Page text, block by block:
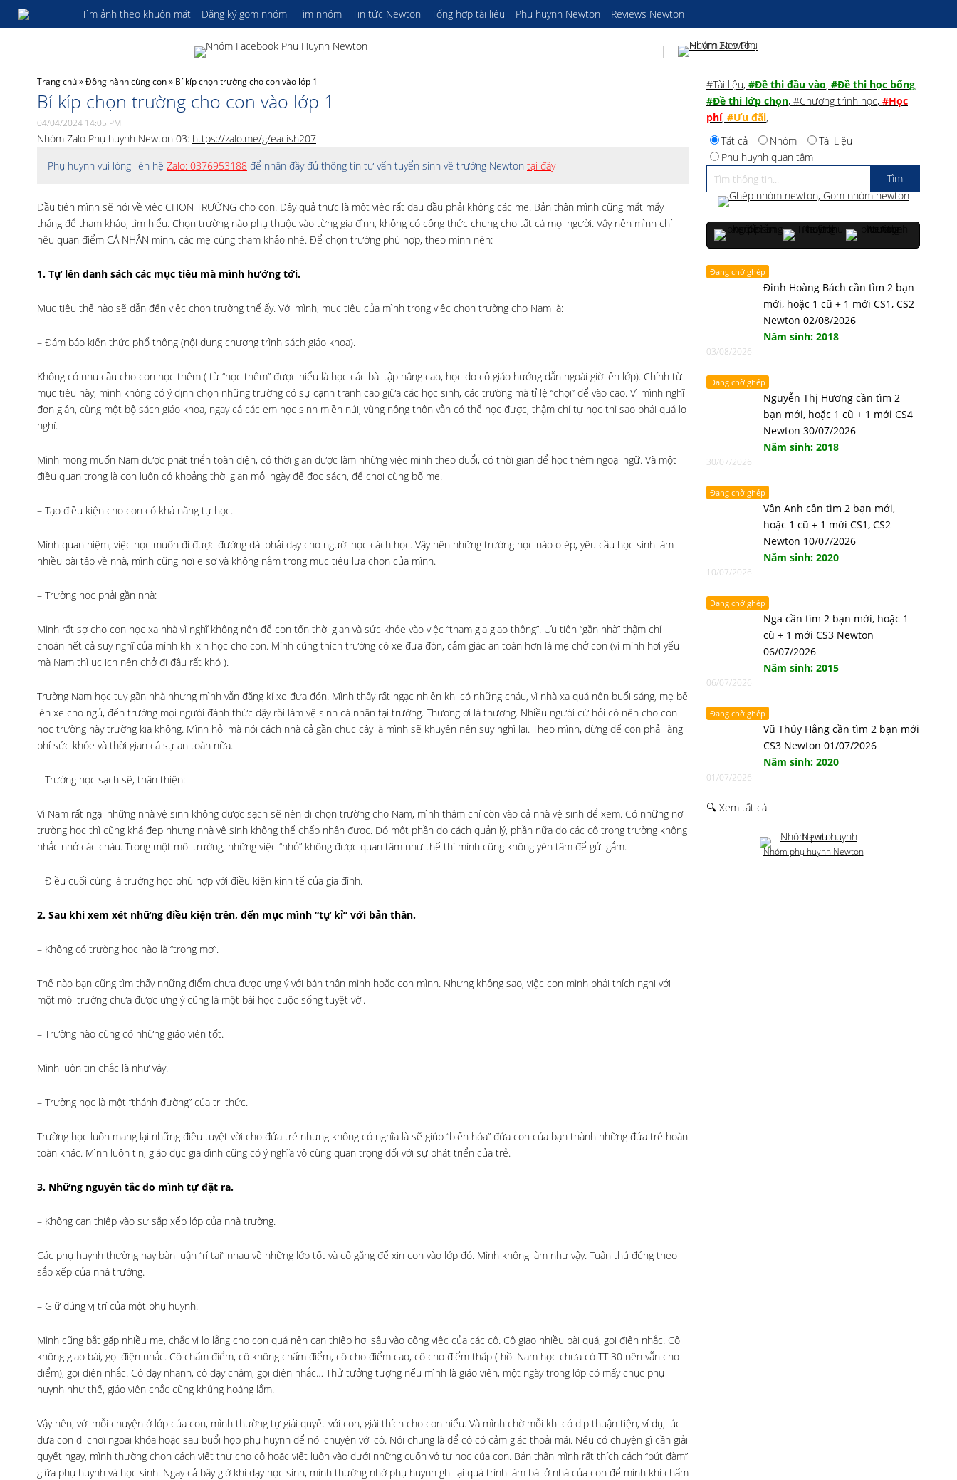
Tìm ảnh theo khuôn mặt Đăng ký gom nhóm Tìm nhóm Tin tức Newton Tổng hợp tài liệu Phụ huynh Newton Reviews Newton
Trang chủ»Đồng hành cùng con» Bí kíp chọn trường cho con vào lớp 1
Bí kíp chọn trường cho con vào lớp 1
04/04/2024 14:05 PM
Nhóm Zalo Phụ huynh Newton 03: https://zalo.me/g/eacish207
Phụ huynh vui lòng liên hệ Zalo: 0376953188 để nhận đầy đủ thông tin tư vấn tuyển sinh về trường Newton tại đây
Đầu tiên mình sẽ nói về việc CHỌN TRƯỜNG cho con. Đây quả thực là một việc rất đau đầu phải không các mẹ. Bản thân mình cũng mất mấy
tháng để tham khảo, tìm hiểu. Chọn trường nào phụ thuộc vào từng gia đình, không có công thức chung cho tất cả mọi người. Vậy nên mình chỉ
nêu quan điểm CÁ NHÂN mình, các mẹ cùng tham khảo nhé. Để chọn trường phù hợp, theo mình nên:
1. Tự lên danh sách các mục tiêu mà mình hướng tới.
Mục tiêu thế nào sẽ dẫn đến việc chọn trường thế ấy. Với mình, mục tiêu của mình trong việc chọn trường cho Nam là:
– Đảm bảo kiến thức phổ thông (nội dung chương trình sách giáo khoa).
Không có nhu cầu cho con học thêm ( từ “học thêm” được hiểu là học các bài tập nâng cao, học do cô giáo hướng dẫn ngoài giờ lên lớp). Chính từ
mục tiêu này, mình không có ý định chọn những trường có sự cạnh tranh cao giữa các học sinh, các trường mà tỉ lệ “chọi” để vào cao. Vì mình nghĩ
đơn giản, cùng một bộ sách giáo khoa, ngay cả các em học sinh miền núi, vùng nông thôn vẫn có thể học được, thậm chí tự học thì sao phải quá lo
nghĩ.
Mình mong muốn Nam được phát triển toàn diện, có thời gian được làm những việc mình theo đuổi, có thời gian để học thêm ngoại ngữ. Và một
điều quan trọng là con luôn có khoảng thời gian mỗi ngày để đọc sách, để chơi cùng bố mẹ.
– Tạo điều kiện cho con có khả năng tự học.
Mình quan niệm, việc học muốn đi được đường dài phải dạy cho người học cách học. Vậy nên những trường học nào o ép, yêu cầu học sinh làm
nhiều bài tập về nhà, mình cũng hơi e sợ và không nằm trong mục tiêu lựa chọn của mình.
– Trường học phải gần nhà:
Mình rất sợ cho con học xa nhà vì nghĩ không nên để con tốn thời gian và sức khỏe vào việc “tham gia giao thông”. Ưu tiên “gần nhà” thậm chí
choán hết cả suy nghĩ của mình khi xin học cho con. Mình cũng thích trường có xe đưa đón, cảm giác an toàn hơn là mẹ chở con (vì mình hơi yếu
mà Nam thì ục ịch nên chở đi đâu rất khó ).
Trường Nam học tuy gần nhà nhưng mình vẫn đăng kí xe đưa đón. Mình thấy rất ngạc nhiên khi có những cháu, vì nhà xa quá nên buổi sáng, mẹ bế
lên xe cho ngủ, đến trường mọi người đánh thức dậy rồi làm vệ sinh cá nhân tại trường. Thương ơi là thương. Nhiều người cứ hỏi có nên cho con
học trường này trường kia không. Mình hỏi mà nói cách nhà cả gần chục cây là mình sẽ khuyên nên suy nghĩ lại. Theo mình, đừng để con phải lãng
phí sức khỏe và thời gian cả sự an toàn nữa.
– Trường học sạch sẽ, thân thiện:
Vì Nam rất ngại những nhà vệ sinh không được sạch sẽ nên đi chọn trường cho Nam, mình thậm chí còn vào cả nhà vệ sinh để xem. Có những nơi
trường học thì cũng khá đẹp nhưng nhà vệ sinh không thể chấp nhận được. Đó một phần do cách quản lý, phần nữa do các cô trong trường không
nhắc nhở các cháu. Trong một môi trường, những việc “nhỏ” không được quan tâm như thế thì mình cũng không yên tâm để gửi gắm.
– Điều cuối cùng là trường học phù hợp với điều kiện kinh tế của gia đình.
2. Sau khi xem xét những điều kiện trên, đến mục mình “tự kỉ” với bản thân.
– Không có trường học nào là “trong mơ”.
Thế nào bạn cũng tìm thấy những điểm chưa được ưng ý với bản thân mình hoặc con mình. Nhưng không sao, việc con mình phải thích nghi với
một môi trường chưa được ưng ý cũng là một bài học cuộc sống tuyệt vời.
– Trường nào cũng có những giáo viên tốt.
Mình luôn tin chắc là như vậy.
– Trường học là một “thánh đường” của tri thức.
Trường học luôn mang lại những điều tuyệt vời cho đứa trẻ nhưng không có nghĩa là sẽ giúp “biến hóa” đứa con của bạn thành những đứa trẻ hoàn
toàn khác. Mình luôn tin, giáo dục gia đình cũng có ý nghĩa vô cùng quan trọng đối với sự phát triển của trẻ.
3. Những nguyên tắc do mình tự đặt ra.
– Không can thiệp vào sự sắp xếp lớp của nhà trường.
Các phụ huynh thường hay bàn luận “rỉ tai” nhau về những lớp tốt và cố gắng để xin con vào lớp đó. Mình không làm như vậy. Tuân thủ đúng theo
sắp xếp của nhà trường.
– Giữ đúng vị trí của một phụ huynh.
Mình cũng bắt gặp nhiều mẹ, chắc vì lo lắng cho con quá nên can thiệp hơi sâu vào công việc của các cô. Cô giao nhiều bài quá, gọi điện nhắc. Cô
không giao bài, gọi điện nhắc. Cô chấm điểm, cô không chấm điểm, cô cho điểm cao, cô cho điểm thấp ( hồi Nam học chưa có TT 30 nên vẫn cho
điểm), gọi điện nhắc. Cô dạy nhanh, cô dạy chậm, gọi điện nhắc… Thử tưởng tượng nếu mình là giáo viên, một ngày trong lớp có mấy chục phụ
huynh như thế, giáo viên chắc cũng khủng hoảng lắm.
Vậy nên, với mỗi chuyện ở lớp của con, mình thường tự giải quyết với con, giải thích cho con hiểu. Và mình chờ mỗi khi có dịp thuận tiện, ví dụ, lúc
đưa con đi chơi ngoại khóa hoặc sau buổi họp phụ huynh để nói chuyện với cô. Nói chung là để cô có cảm giác thoải mái. Nếu có chuyện gì cần giải
quyết ngay, mình thường chọn cách viết thư cho cô hoặc viết luôn vào dưới những cuốn vở tự học của con. Bản thân mình rất thích cách “bút đàm”
giữa phụ huynh và học sinh. Ngay cả bây giờ khi dạy học sinh, mình thường nhờ phụ huynh ghi lại quá trình làm bài ở nhà của con để mình khi chấm
#Tài liệu, #Đề thi đầu vào, #Đề thi học bổng,
#Đề thi lớp chọn, #Chương trình học, #Học
phí, #Ưu đãi,
Tất cả
Nhóm
Tài Liệu
Phụ huynh quan tâm
Đang chờ ghép
Đinh Hoàng Bách cần tìm 2 bạn
mới, hoặc 1 cũ + 1 mới CS1, CS2
Newton 02/08/2026
Năm sinh: 2018
03/08/2026
Đang chờ ghép
Nguyễn Thị Hương cần tìm 2
bạn mới, hoặc 1 cũ + 1 mới CS4
Newton 30/07/2026
Năm sinh: 2018
30/07/2026
Đang chờ ghép
Vân Anh cần tìm 2 bạn mới,
hoặc 1 cũ + 1 mới CS1, CS2
Newton 10/07/2026
Năm sinh: 2020
10/07/2026
Đang chờ ghép
Nga cần tìm 2 bạn mới, hoặc 1
cũ + 1 mới CS3 Newton
06/07/2026
Năm sinh: 2015
06/07/2026
Đang chờ ghép
Vũ Thúy Hằng cần tìm 2 bạn mới
CS3 Newton 01/07/2026
Năm sinh: 2020
01/07/2026
🔍 Xem tất cả
Nhóm phụ huynh Newton